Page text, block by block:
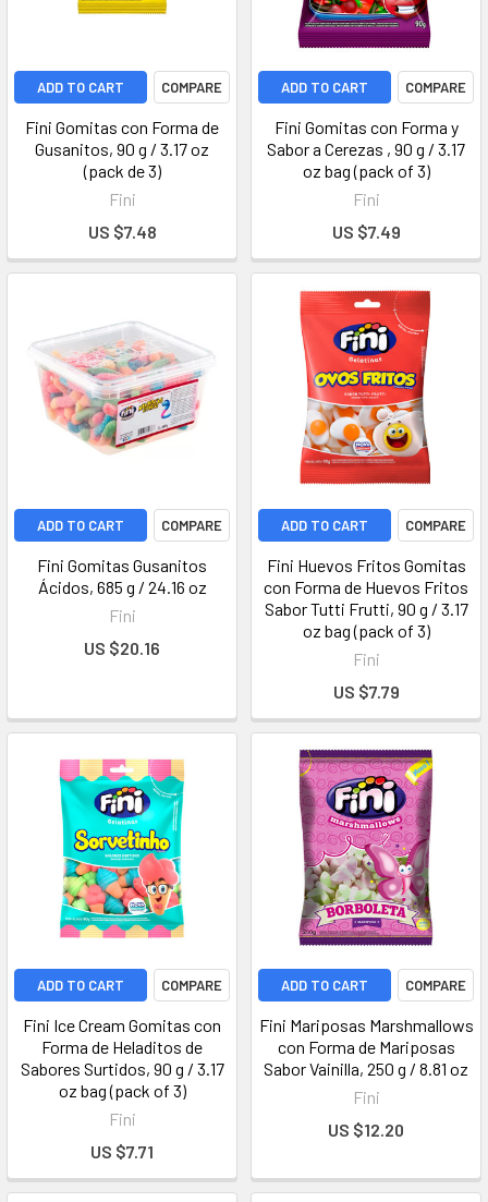
ADD TO CART COMPARE
Fini Gomitas con Forma de
Gusanitos, 90 g / 3.17 oz
(pack de 3)
Fini
US $7.48
ADD TO CART COMPARE
Fini Gomitas con Forma y
Sabor a Cerezas , 90 g / 3.17
oz bag (pack of 3)
Fini
US $7.49
ADD TO CART COMPARE
Fini Gomitas Gusanitos
Ácidos, 685 g / 24.16 oz
Fini
US $20.16
ADD TO CART COMPARE
Fini Huevos Fritos Gomitas
con Forma de Huevos Fritos
Sabor Tutti Frutti, 90 g / 3.17
oz bag (pack of 3)
Fini
US $7.79
ADD TO CART COMPARE
Fini Ice Cream Gomitas con
Forma de Heladitos de
Sabores Surtidos, 90 g / 3.17
oz bag (pack of 3)
Fini
US $7.71
ADD TO CART COMPARE
Fini Mariposas Marshmallows
con Forma de Mariposas
Sabor Vainilla, 250 g / 8.81 oz
Fini
US $12.20